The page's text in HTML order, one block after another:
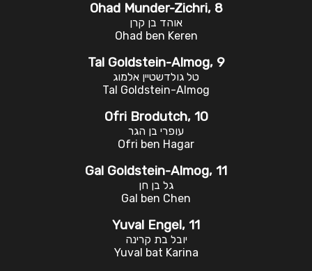
Ohad Munder-Zichri, 8
אוהד בן קרן
Ohad ben Keren
Tal Goldstein-Almog, 9
טל גולדשטיין אלמוג
Tal Goldstein-Almog
Ofri Brodutch, 10
עופרי בן הגר
Ofri ben Hagar
Gal Goldstein-Almog, 11
גל בן חן
Gal ben Chen
Yuval Engel, 11
יובל בת קרינה
Yuval bat Karina